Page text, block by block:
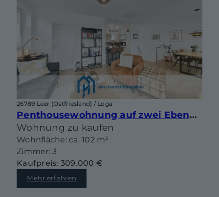
26789 Leer (Ostfriesland) / Loga
Penthousewohnung auf zwei Ebenen mit sonniger Dachterrasse in begehrter Lage von Leer-Loga
Wohnung zu kaufen
Wohnfläche: ca. 102 m²
Zimmer: 3
Kaufpreis: 309.000 €
Mehr erfahren